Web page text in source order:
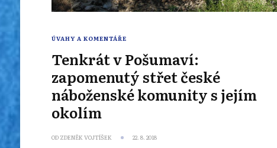
ÚVAHY A KOMENTÁŘE
Tenkrát v Pošumaví:
zapomenutý střet české
náboženské komunity s jejím
okolím
OD ZDENĚK VOJTÍŠEK 22. 8. 2018